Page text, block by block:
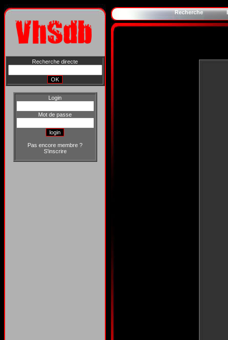
Recherche directe
Login
Mot de passe
Pas encore membre ?
S'inscrire
Recherche